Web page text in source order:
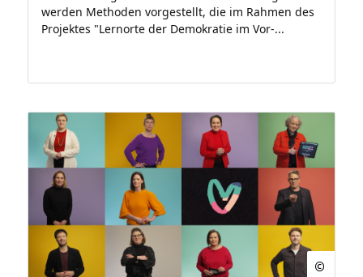
werden Methoden vorgestellt, die im Rahmen des
Projektes "Lernorte der Demokratie im Vor-...